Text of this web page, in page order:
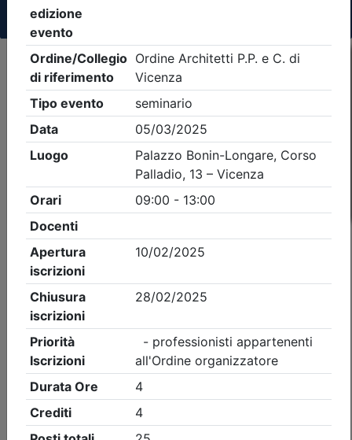
Criteri di ricerca applicati:
- Tipo Ordine/collegio:Architetti- Ordine:
Vicenza- Eventi in programma dal6/8/2026
Dettagli evento
A pagamento